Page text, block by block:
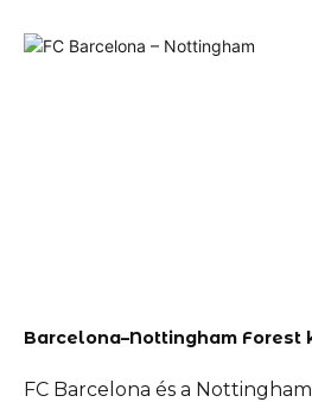
FC Barcelona és a Nottingham